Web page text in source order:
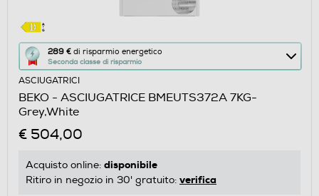
289 € di risparmio energetico
Seconda classe di risparmio
Questa
azione
aprirà
il
Calcolatore
di
energetico
di
ASCIUGATRICI
BEKO - ASCIUGATRICE BMEUTS372A 7KG-
Grey,White
€ 504,00
Acquisto online: disponibile
Ritiro in negozio in 30' gratuito: verifica